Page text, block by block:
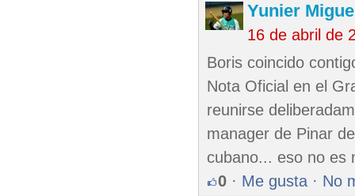
Yunier
16 de abril de
Boris coincido
Nota Oficial en el
reunirse
manager de Pinar
cubano... eso no es
0 · Me gusta · No